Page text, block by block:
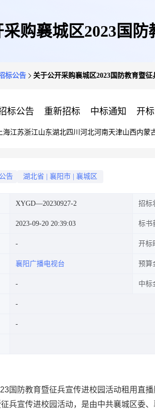
购襄城区2023国
标公告 关于公开采购襄城区2023国防教育暨
标公告 重新招标 中标通知 开
上海江苏浙江山东湖北四川 河北河南天津山西内蒙
告 湖北省 襄阳市 襄城区
XYGD—20230927-2 招标
2023-09-20 20:39:03 标书
开标
襄阳广播电视台 预算
中标
国防教育暨征兵宣传进校园活动租用直
兵宣传进校园活动，是由中共襄城区委